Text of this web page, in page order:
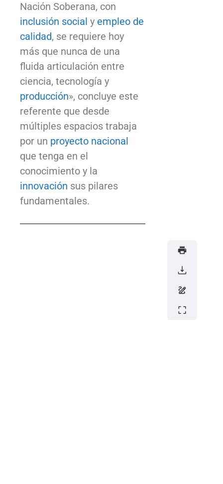
Nación Soberana, con
inclusión social y empleo de
calidad, se requiere hoy
más que nunca de una
fluida articulación entre
ciencia, tecnología y
producción», concluye este
referente que desde
múltiples espacios trabaja
por un proyecto nacional
que tenga en el
conocimiento y la
innovación sus pilares
fundamentales.